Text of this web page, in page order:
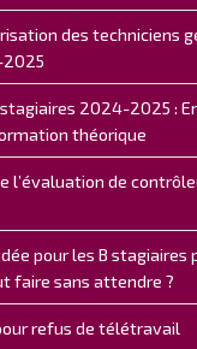
des techniciens
2024-2025 :
théorique
l’évaluation de
pour les B
faire sans attendre ?
refus de télétravail